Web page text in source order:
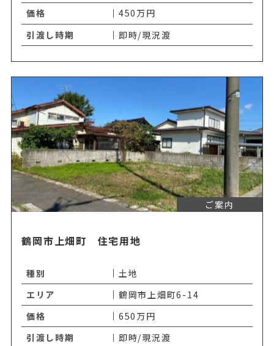
価格
450万円
引渡し時期
即時/現況渡
ご案内
鶴岡市上畑町 住宅用地
種別
土地
エリア
鶴岡市上畑町6-14
価格
650万円
引渡し時期
即時/現況渡